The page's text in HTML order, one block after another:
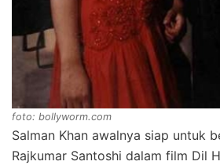
foto: bollyworm.com
Salman Khan awalnya siap untuk
Rajkumar Santoshi dalam film Dil